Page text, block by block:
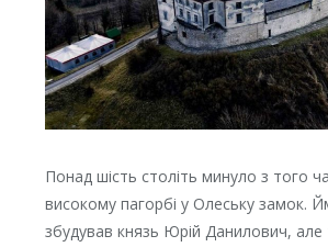
Понад шість століть минуло з того
високому пагорбі у Олеську замок.
збудував князь Юрій Данилович,